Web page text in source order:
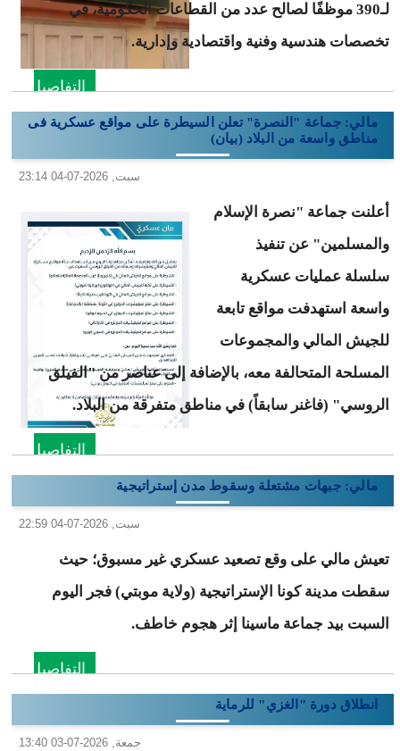
لـ390 موظفًا لصالح عدد من القطاعات الحكومية، في
تخصصات هندسية وفنية واقتصادية وإدارية.
التفاصيل
مالي: جماعة "النصرة" تعلن السيطرة على مواقع عسكرية فى
مناطق واسعة من البلاد (بيان)
سبت, 2026-07-04 23:14
أعلنت جماعة "نصرة الإسلام
والمسلمين" عن تنفيذ
سلسلة عمليات عسكرية
واسعة استهدفت مواقع تابعة
للجيش المالي والمجموعات
المسلحة المتحالفة معه، بالإضافة إلى عناصر من "الفيلق
الروسي" (فاغنر سابقاً) في مناطق متفرقة من البلاد.
التفاصيل
مالي: جبهات مشتعلة وسقوط مدن إستراتيجية
سبت, 2026-07-04 22:59
تعيش مالي على وقع تصعيد عسكري غير مسبوق؛ حيث
سقطت مدينة كونا الإستراتيجية (ولاية موبتي) فجر اليوم
السبت بيد جماعة ماسينا إثر هجوم خاطف.
التفاصيل
انطلاق دورة "الغزي" للرماية
جمعة, 2026-07-03 13:40